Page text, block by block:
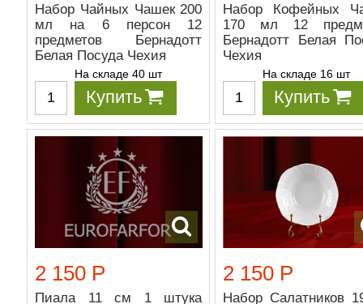
Набор Чайных Чашек 200
мл на 6 персон 12
предметов Бернадотт
Белая Посуда Чехия
На складе 40 шт
Купить
Набор Кофейных
170 мл 12
Бернадотт Белая
Чехия
На складе 16 шт
Купить
2 150 Р
Пиала 11 см 1 штука
2 150 Р
Набор Салатников